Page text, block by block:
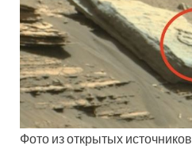
Фото из открытых источников